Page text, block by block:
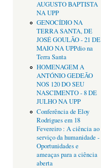
AUGUSTO BAPTISTA
NA UPP
GENOCÍDIO NA
TERRA SANTA, DE
JOSÉ GOULÃO - 21 DE
MAIO NA UPPdio na
Terra Santa
HOMENAGEM A
ANTÓNIO GEDEÃO
NOS 120 DO SEU
NASCIMENTO - 8 DE
JULHO NA UPP
Conferência de Eloy
Rodrigues em 18
Fevereiro : A ciência ao
serviço da humanidade -
Oportunidades e
ameaças para a ciência
aberta